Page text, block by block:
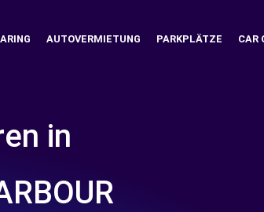
AUTOVERMIETUNG PARKPLÄTZE CAR
in